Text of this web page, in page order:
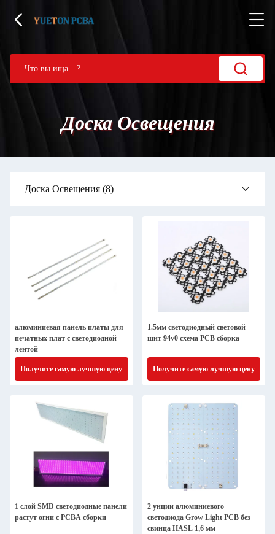
Доска Освещения
Доска Освещения (8)
алюминиевая панель платы для
печатных плат с светодиодной
лентой
Получите самую лучшую цену
1.5мм светодиодный световой
щит 94v0 схема PCB сборка
Получите самую лучшую цену
1 слой SMD светодиодные панели
растут огни с PCBA сборки
2 унции алюминиевого
светодиода Grow Light PCB без
свинца HASL 1,6 мм